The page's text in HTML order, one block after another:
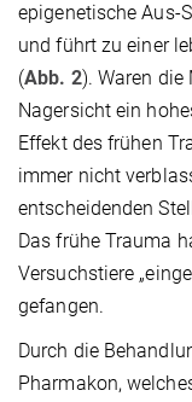
epigenetische Aus-
und führt zu einer
(Abb. 2). Waren
Nagersicht ein
Effekt des frühen
immer nicht
entscheidenden
Das frühe Trauma
Versuchstiere
gefangen.
Durch die
Pharmakon,